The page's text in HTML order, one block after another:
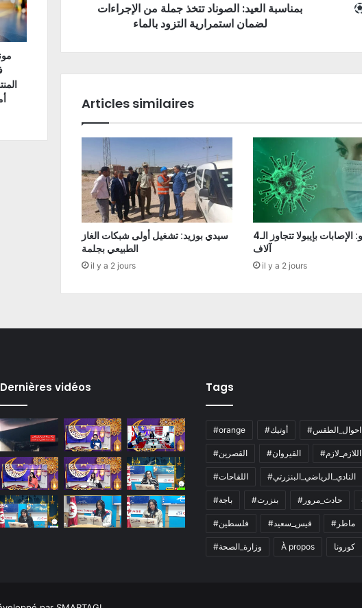
بمناسبة العيد: الصوناد تتخذ جملة من الإجراءات
لضمان استمرارية التزود بالماء
Articles similaires
سيدي بوزيد: تشغيل أولى شبكات الغاز
الطبيعي بجلمة
il y a 2 jours
الكونغو: الإصابات بإيبولا تتجاوز الـ4
آلاف
il y a 2 jours
Dernières vidéos Tags
#orange #أوتيك #احوال_الطقس
#القصرين #القيروان #اللازم_لازم
#اللقاحات #النادي_الرياضي_البنزرتي
#باجة #بنزرت #حادث_مرور
#فلسطين #قيس_سعيد #ماطر
#وزارة_الصحة À propos كورونا